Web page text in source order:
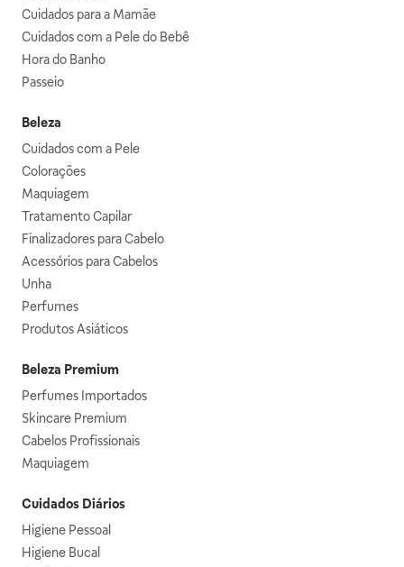
Cuidados para a Mamãe
Cuidados com a Pele do Bebê
Hora do Banho
Passeio
Beleza
Cuidados com a Pele
Colorações
Maquiagem
Tratamento Capilar
Finalizadores para Cabelo
Acessórios para Cabelos
Unha
Perfumes
Produtos Asiáticos
Beleza Premium
Perfumes Importados
Skincare Premium
Cabelos Profissionais
Maquiagem
Cuidados Diários
Higiene Pessoal
Higiene Bucal